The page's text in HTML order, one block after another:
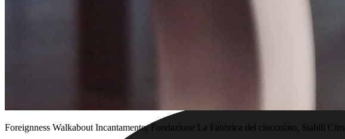
Foreignness Walkabout Incantamento; Fondazione La Fabbrica del cioccolato, Stabili